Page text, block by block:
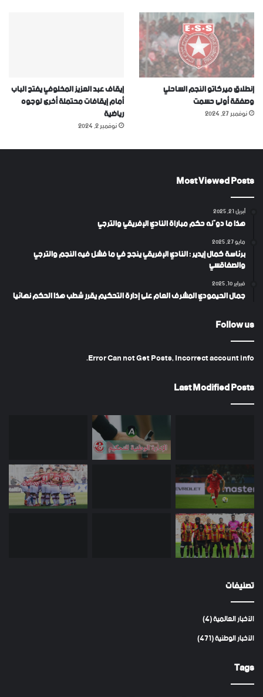
إنطلاق ميركاتو النجم الساحلي
وصفقة أولى حسمت
نوفمبر 27, 2024
إيقاف عبد العزيز المخلوفي يفتح الباب
أمام إيقافات محتملة أخرى لوجوه
رياضية
نوفمبر 2, 2024
Most Viewed Posts
أبريل 21, 2025
هذا ما دوّنه حكم مباراة النادي الإفريقي والترجي
مايو 27, 2025
برئاسة كمال إيدير : النادي الإفريقي ينجح في ما فشل فيه النجم والترجي
والصفاقسي
فبراير 10, 2025
جمال الحيمودي المشرف العام على إدارة التحكيم يقرر شطب هذا الحكم نهائيا
Follow us
Error Can not Get Posts, Incorrect account info.
Last Modified Posts
تصنيفات
الأخبار العالمية(4)
الأخبار الوطنية(471)
Tags